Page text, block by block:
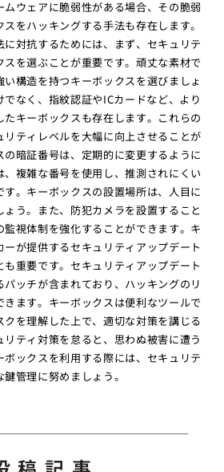
ウェアに脆弱性がある場合、その脆弱
をハッキングする手法も存在します。
に対抗するためには、まず、セキュリテ
を選ぶことが重要です。頑丈な素材で
構造を持つキーボックスを選びましょ
なく、指紋認証やICカードなど、より
キーボックスも存在します。これらの
ティレベルを大幅に向上させることが
暗証番号は、定期的に変更するように
、複雑な番号を使用し、推測されにくい
。キーボックスの設置場所は、人目に
う。また、防犯カメラを設置すること
視体制を強化することができます。キ
が提供するセキュリティアップデート
重要です。セキュリティアップデート
ッチが含まれており、ハッキングのリ
ます。キーボックスは便利なツールで
を理解した上で、適切な対策を講じる
ティ対策を怠ると、思わぬ被害に遭う
ックスを利用する際には、セキュリテ
管理に努めましょう。